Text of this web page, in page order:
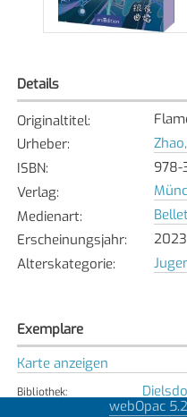
Details
Originaltitel:
Urheber:
ISBN:
Verlag:
Medienart:
Erscheinungsjahr:
2023
Alterskategorie:
Exemplare
Karte anzeigen
Bibliothek:
webOpac